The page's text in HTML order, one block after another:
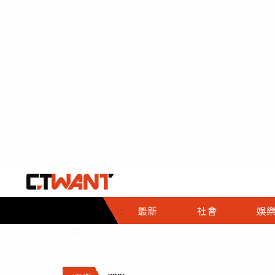
::: 最新 社會
社會首頁
時事
調查
娛樂
娛樂首頁
即時
財經首頁
熱線
政